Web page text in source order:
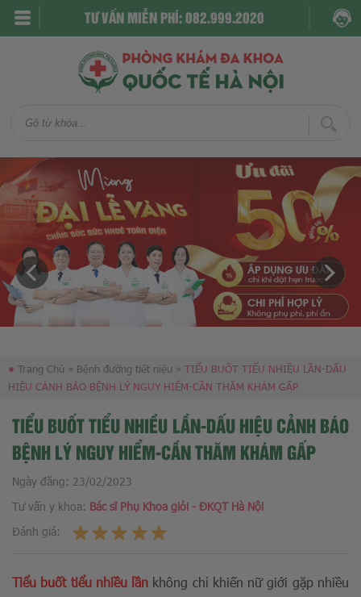
TƯ VẤN MIỄN PHÍ: 082.999.2020
● Trang Chủ » Bệnh đường tiết niệu » TIỂU BUỐT TIỂU NHIỀU LẦN-DẤU
HIỆU CẢNH BÁO BỆNH LÝ NGUY HIỂM-CẦN THĂM KHÁM GẤP
TIỂU BUỐT TIỂU NHIỀU LẦN-DẤU HIỆU CẢNH BÁO
BỆNH LÝ NGUY HIỂM-CẦN THĂM KHÁM GẤP
Ngày đăng: 23/02/2023
Tư vấn y khoa: Bác sĩ Phụ Khoa giỏi - ĐKQT Hà Nội
Đánh giá:
Tiểu buốt tiểu nhiều lần không chỉ khiến nữ giới gặp nhiều